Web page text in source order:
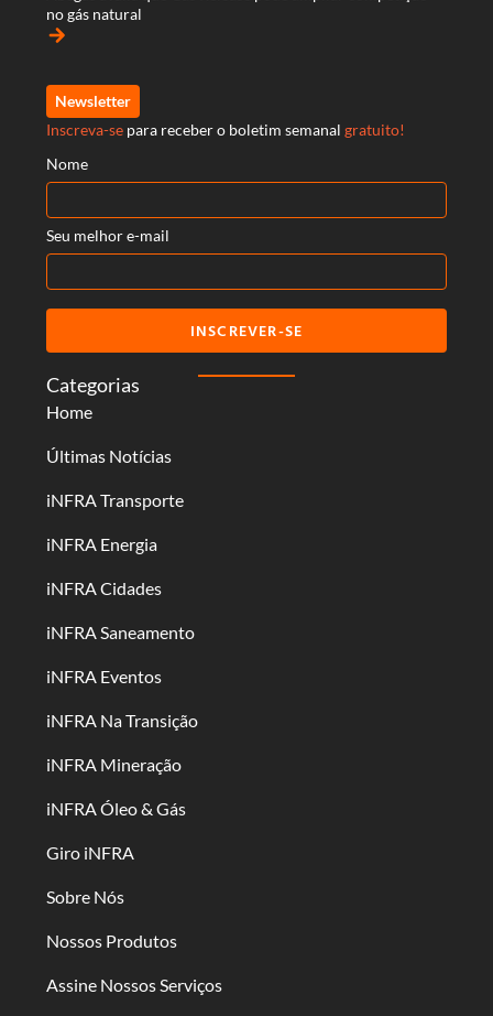
Categorias
Home
Últimas Notícias
iNFRA Transporte
iNFRA Energia
iNFRA Cidades
iNFRA Saneamento
iNFRA Eventos
iNFRA Na Transição
iNFRA Mineração
iNFRA Óleo & Gás
Giro iNFRA
Sobre Nós
Nossos Produtos
Assine Nossos Serviços
no gás natural
arrow_forward
Newsletter
Inscreva-se para receber o boletim semanal gratuito!
Nome
Seu melhor e-mail
INSCREVER-SE